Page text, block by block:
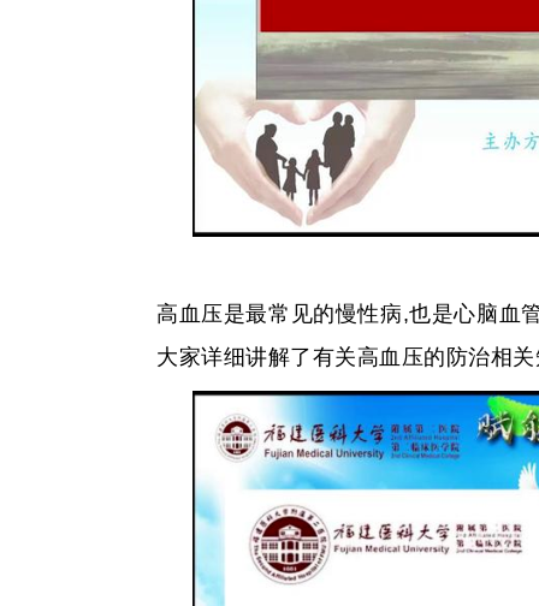
高血压是最常见的慢性病,也是心脑血
大家详细讲解了有关高血压的防治相